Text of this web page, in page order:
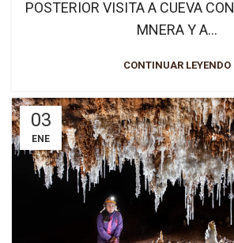
POSTERIOR VISITA A CUEVA
MNERA Y A...
CONTINUAR LEYENDO
03
ENE